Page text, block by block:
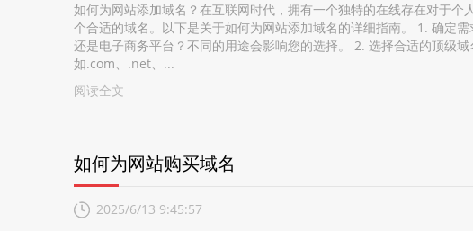
如何为网站添加域名？在互联网时代，拥有一个独特的在线存在对于
个合适的域名。以下是关于如何为网站添加域名的详细指南。 1. 确定
还是电子商务平台？不同的用途会影响您的选择。 2. 选择合适的顶级
如.com、.net、...
阅读全文
如何为网站购买域名
2025/6/13 9:45:57